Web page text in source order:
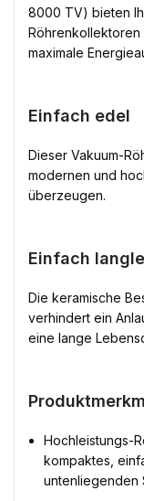
8000 TV) bieten
maximale
Einfach edel
Dieser Vakuum-
modernen und
überzeugen.
Einfach
Die keramische
verhindert ein
eine lange
Hochleistungs-
kompaktes,
untenliegenden